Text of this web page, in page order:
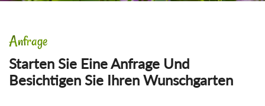
Anfrage
Starten Sie Eine Anfrage Und
Besichtigen Sie Ihren Wunschgarten